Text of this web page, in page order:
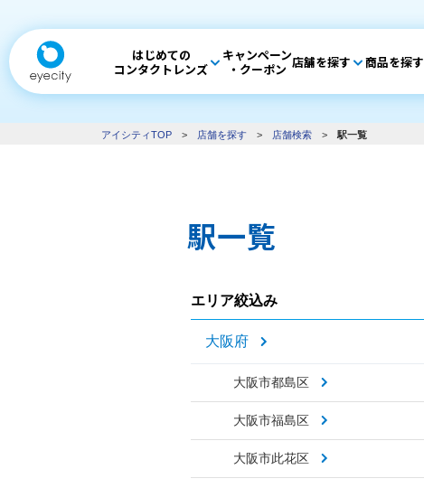
はじめての
コンタクトレンズ
キャンペーン
・クーポン 店舗を探す 商品を探す
アイシティTOP > 店舗を探す > 店舗検索 > 駅一覧
駅一覧
エリア絞込み
大阪府
大阪市都島区
大阪市福島区
大阪市此花区